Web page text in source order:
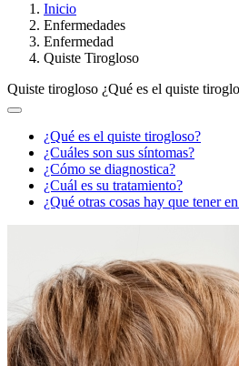
Breadcrumb
Inicio
Enfermedades
Enfermedad
Quiste Tirogloso
Quiste tirogloso ¿Qué es el quiste
¿Qué es el quiste tirogloso?
¿Cuáles son sus síntomas?
¿Cómo se diagnostica?
¿Cuál es su tratamiento?
¿Qué otras cosas hay que tener